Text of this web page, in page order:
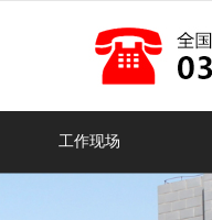
工作现场